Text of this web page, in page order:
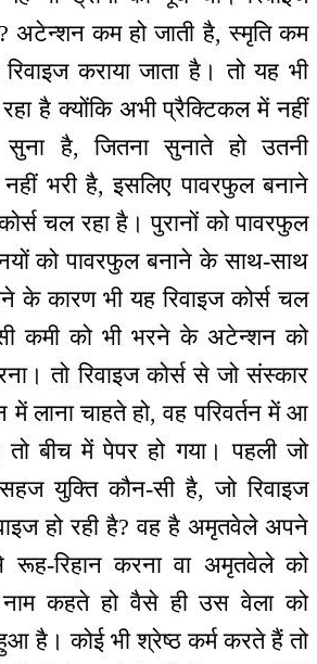
अटेन्शन कम हो जाती है, स्मृति कम
रिवाइज कराया जाता है। तो यह भी
रहा है क्योंकि अभी प्रैक्टिकल में नहीं
है, जितना सुनाते हो उतनी
भरी है, इसलिए पावरफुल बनाने
चल रहा है। पुरानों को पावरफुल
को पावरफुल बनाने के साथ-साथ
के कारण भी यह रिवाइज कोर्स चल
कमी को भी भरने के अटेन्शन को
तो रिवाइज कोर्स से जो संस्कार
में लाना चाहते हो, वह परिवर्तन में आ
बीच में पेपर हो गया। पहली जो
युक्ति कौन-सी है, जो रिवाइज
हो रही है? वह है अमृतवेले अपने
रिहान करना वा अमृतवेले को
कहते हो वैसे ही उस वेला को
हुआ है। कोई भी श्रेष्ठ कर्म करते हैं तो